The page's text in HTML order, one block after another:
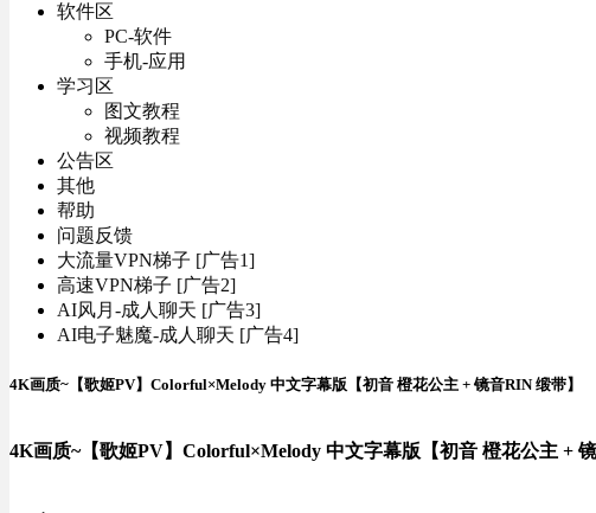
软件区
PC-软件
手机-应用
学习区
图文教程
视频教程
公告区
其他
帮助
问题反馈
大流量VPN梯子 [广告1]
高速VPN梯子 [广告2]
AI风月-成人聊天 [广告3]
AI电子魅魔-成人聊天 [广告4]
4K画质~【歌姬PV】Colorful×Melody 中文字幕版【初音 橙花公主 + 镜音RIN 缎带】
4K画质~【歌姬PV】Colorful×Melody 中文字幕版【初音 橙花公主 +